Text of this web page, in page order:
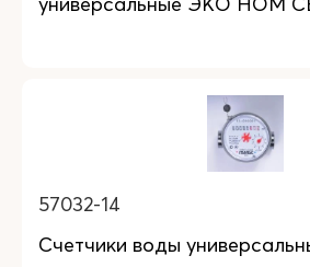
57032-14
Счетчики воды